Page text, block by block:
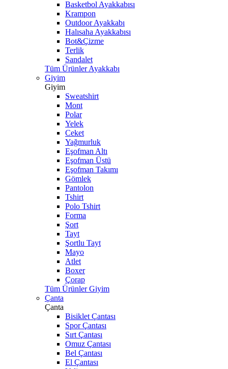
Basketbol Ayakkabısı
Krampon
Outdoor Ayakkabı
Halısaha Ayakkabısı
Bot&Çizme
Terlik
Sandalet
Tüm Ürünler Ayakkabı
Giyim
Giyim
Sweatshirt
Mont
Polar
Yelek
Ceket
Yağmurluk
Eşofman Altı
Eşofman Üstü
Eşofman Takımı
Gömlek
Pantolon
Tshirt
Polo Tshirt
Forma
Şort
Tayt
Şortlu Tayt
Mayo
Atlet
Boxer
Çorap
Tüm Ürünler Giyim
Çanta
Çanta
Bisiklet Çantası
Spor Çantası
Sırt Çantası
Omuz Çantası
Bel Çantası
El Çantası